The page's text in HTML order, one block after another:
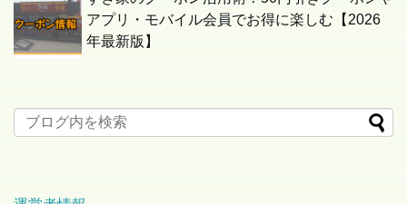
アプリ・モバイル会員でお得に楽しむ【2026
年最新版】